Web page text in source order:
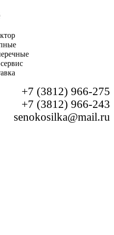
+7 (3812) 966-275
+7 (3812) 966-243
senokosilka@mail.ru